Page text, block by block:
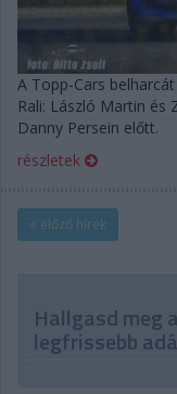
A Topp-Cars
Rali: László Martin és
Danny Persein előtt.
részletek
előző hírek
Hallgasd meg
legfrissebb